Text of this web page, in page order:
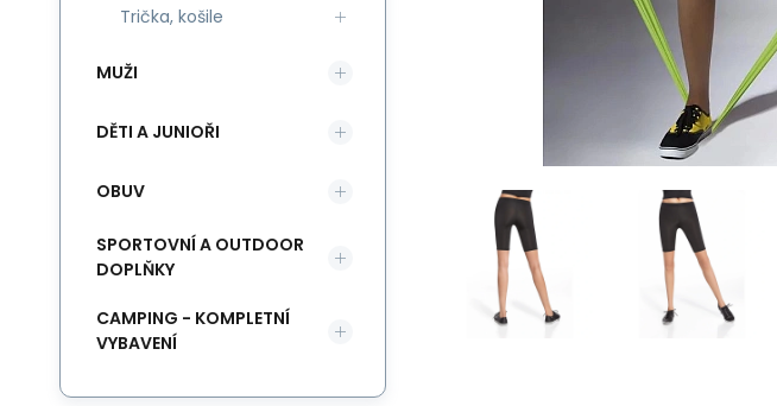
Trička, košile
MUŽI
DĚTI A JUNIOŘI
OBUV
SPORTOVNÍ A OUTDOOR
DOPLŇKY
CAMPING - KOMPLETNÍ
VYBAVENÍ